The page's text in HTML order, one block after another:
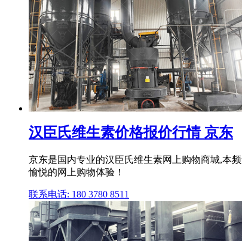
汉臣氏维生素价格报价行情 京东
京东是国内专业的汉臣氏维生素网上购物商城,本
愉悦的网上购物体验！
联系电话: 180 3780 8511